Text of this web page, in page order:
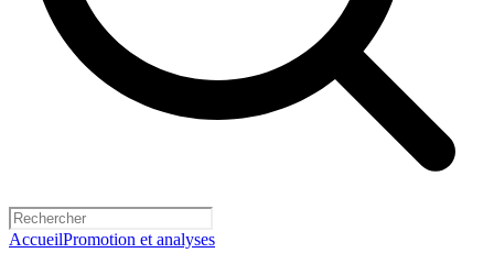
AccueilPromotion et analyses